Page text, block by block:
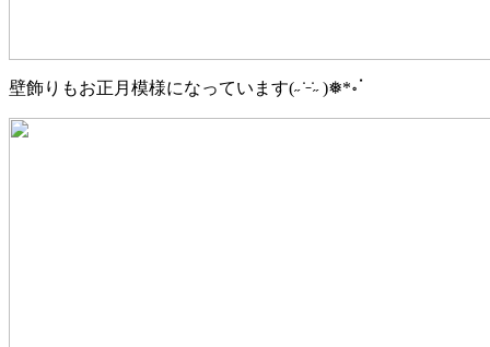
壁飾りもお正月模様になっています(˶̵̇̇˶)❅*॰ॱ